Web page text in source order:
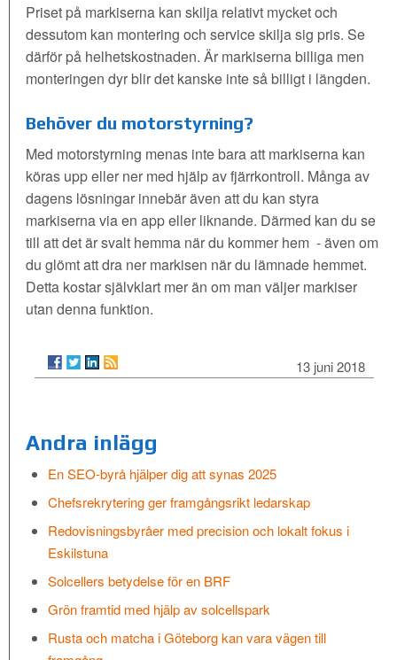
Priset på markiserna kan skilja relativt mycket och
dessutom kan montering och service skilja sig pris. Se
därför på helhetskostnaden. Är markiserna billiga men
monteringen dyr blir det kanske inte så billigt i längden.
Behöver du motorstyrning?
Med motorstyrning menas inte bara att markiserna kan
köras upp eller ner med hjälp av fjärrkontroll. Många av
dagens lösningar innebär även att du kan styra
markiserna via en app eller liknande. Därmed kan du se
till att det är svalt hemma när du kommer hem - även om
du glömt att dra ner markisen när du lämnade hemmet.
Detta kostar självklart mer än om man väljer markiser
utan denna funktion.
13 juni 2018
Andra inlägg
En SEO-byrå hjälper dig att synas 2025
Chefsrekrytering ger framgångsrikt ledarskap
Redovisningsbyråer med precision och lokalt fokus i
Eskilstuna
Solcellers betydelse för en BRF
Grön framtid med hjälp av solcellspark
Rusta och matcha i Göteborg kan vara vägen till